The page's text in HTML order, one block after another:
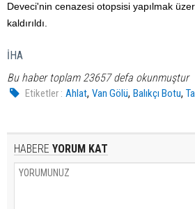
Deveci'nin cenazesi otopsisi yapılmak
kaldırıldı.
İHA
Bu haber toplam 23657 defa okunmuştur
Etiketler : Ahlat,Van Gölü,Balıkçı Botu,
HABERE YORUM KAT